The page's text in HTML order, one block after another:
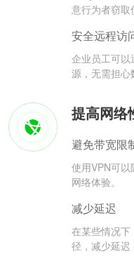
意行为者窃取
安全远程访
企业员工可以
源，无需担心
提高网络
避免带宽限
使用VPN可
网络体验。
减少延迟
在某些情况下
径，减少延迟